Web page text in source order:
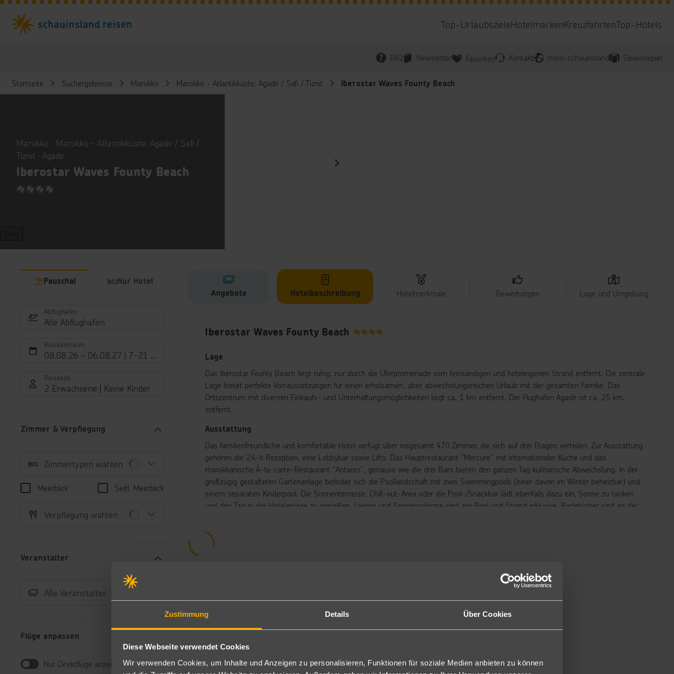
Zustimmung Details Über Cookies
Diese Webseite verwendet Cookies
Wir verwenden Cookies, um Inhalte und Anzeigen zu personalisieren, Funktionen für soziale Medien anbieten zu können
Top-UrlaubszieleHotelmarkenKreuzfahrtenTop-Hotels
FAQ Newsletter Favoriten Kontakt mein-schauinsland Gewinnspiel
Startseite Suchergebnisse Marokko Marokko - Atlantikküste: Agadir / Safi / Tiznit Iberostar Waves Founty Beach
Marokko ∙ Marokko - Atlantikküste: Agadir / Safi /
Tiznit ∙ Agadir
Iberostar Waves Founty Beach
4
Pauschal Nur Hotel
Abflughafen
Alle Abflughäfen
Reisezeitraum
08.08.26 – 06.08.27 7-21 Nächte
Reisende
2 Erwachsene Keine Kinder
Zimmer & Verpflegung
Zimmertypen wählen
Meerblick Seitl. Meerblick
Verpflegung wählen
Veranstalter
Alle Veranstalter
Flüge anpassen
Nur Direktflüge anzeigen
Angebote Hotelbeschreibung Hotelmerkmale Bewertungen Lage und Umgebung
Iberostar Waves Founty Beach
Lage
Das Iberostar Founty Beach liegt ruhig, nur durch die Uferpromenade vom feinsandigen und hoteleigenen Strand entfernt. Die zentrale
Lage bietet perfekte Vorraussetzungen für einen erholsamen, aber abwechslungsreichen Urlaub mit der gesamten Familie. Das
Ortszentrum mit diversen Einkaufs- und Unterhaltungsmöglichkeiten liegt ca. 1 km entfernt. Der Flughafen Agadir ist ca. 25 km.
entfernt.
Ausstattung
Das familienfreundliche und komfortable Hotel verfügt über insgesamt 470 Zimmer, die sich auf drei Etagen verteilen. Zur Ausstattung
gehören die 24-h Rezeption, eine Lobbybar sowie Lifts. Das Hauptrestaurant "Mercure" mit internationaler Küche und das
marokkanische À-la-carte-Restaurant "Antares", genauso wie die drei Bars bieten den ganzen Tag kulinarische Abwechslung. In der
großzügig gestalteten Gartenanlage befindet sich die Poollandschaft mit zwei Swimmingpools (einer davon im Winter beheizbar) und
einem separaten Kinderpool. Die Sonnenterrasse, Chill-out-Area oder die Pool-/Snackbar lädt ebenfalls dazu ein, Sonne zu tanken
und den Tag in der Hotelanlage zu genießen. Liegen und Sonnenschirme sind am Pool und Strand inklusive. Badetücher sind an der
Unterbringung
Gegen Aufpreis auch mit seitlichem Meerblick (DMS,AMS) oder direktem Meerblick (DM, DMA) buchbar.
Doppelzimmer Interconnecting: Die Zimmer (CI2, CIA) haben die gleiche Ausstattung wie die Doppelzimmer, bestehen jedoch aus
zwei Zimmern mit jeweils eigenem Badezimmer, die durch eine Tür verbunden sind (ca. 64m²).
Familienzimmer: Die Familienzimmer (DF2/2FB) verfügen über die gleiche Ausstattung wie die Doppelzimmer, sind jedoch etwas
Auch als Family Free Kids (2FA/2FC) mit gesonderten Konditionen buchbar.
Doppelzimmer Poolblick (AGA007I): Bei sonst ähnlicher Ausstattung wie die Doppelzimmer bieten diese Poolblick (PD, APD, PDE,